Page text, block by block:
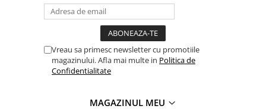
Vreau sa primesc newsletter cu promotiile
magazinului. Afla mai multe in Politica de
Confidentialitate
MAGAZINUL MEU